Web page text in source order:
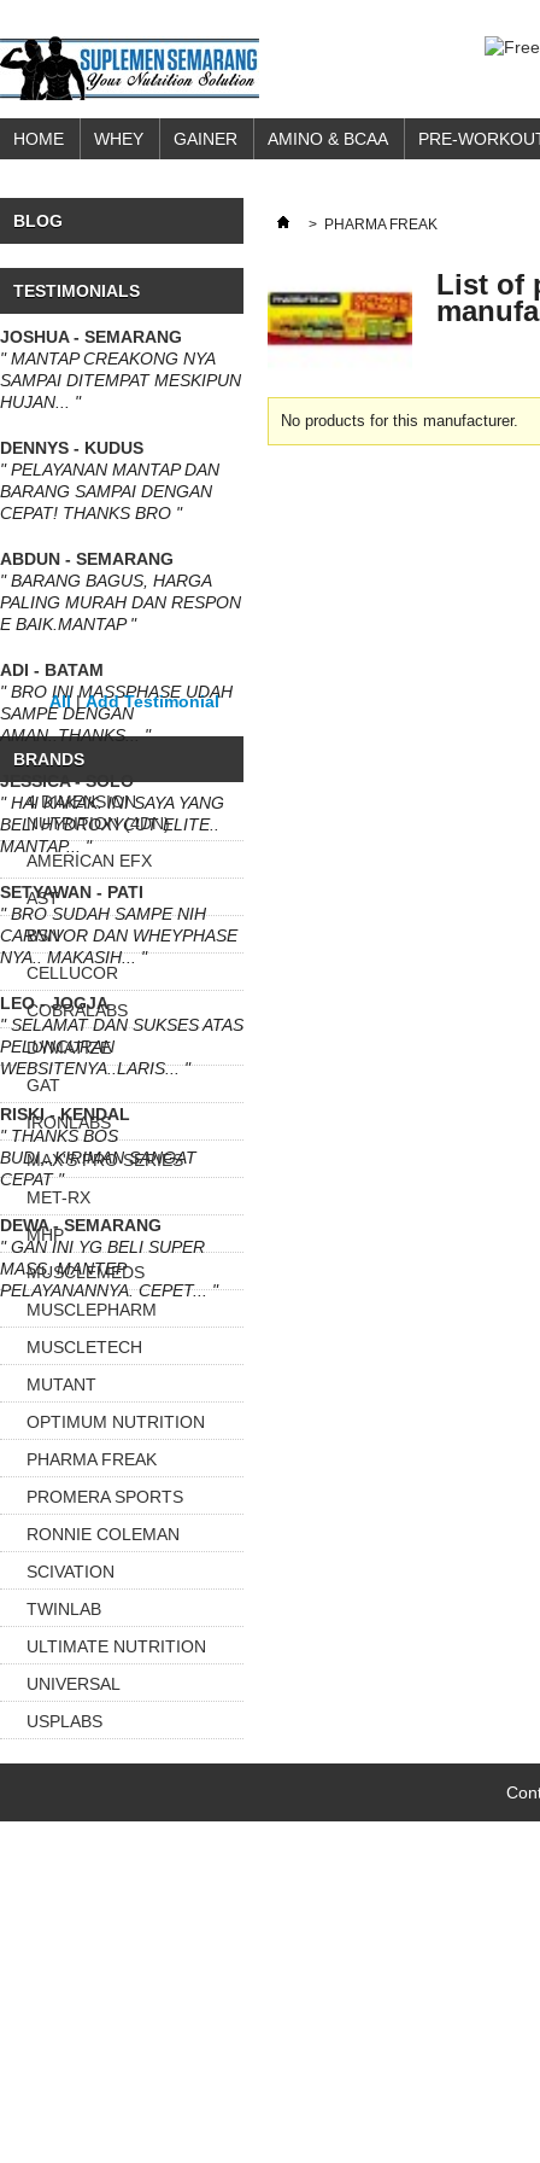
HOME WHEY GAINER AMINO & BCAA PRE-
BLOG
TESTIMONIALS
JOSHUA - SEMARANG
" MANTAP CREAKONG NYA
SAMPAI DITEMPAT MESKIPUN
HUJAN... "
DENNYS - KUDUS
" PELAYANAN MANTAP DAN
BARANG SAMPAI DENGAN
CEPAT! THANKS BRO "
ABDUN - SEMARANG
" BARANG BAGUS, HARGA
PALING MURAH DAN RESPON
E BAIK.MANTAP "
ADI - BATAM
" BRO INI MASSPHASE UDAH
SAMPE DENGAN
AMAN..THANKS... "
JESSICA - SOLO
" HAI KAKAK. INI SAYA YANG
BELI HYDROXYCUT ELITE..
MANTAP... "
SETYAWAN - PATI
" BRO SUDAH SAMPE NIH
CARNIVOR DAN WHEYPHASE
NYA.. MAKASIH... "
LEO - JOGJA
" SELAMAT DAN SUKSES ATAS
PELUNCURAN
WEBSITENYA..LARIS... "
RISKI - KENDAL
" THANKS BOS
BUDI...KIRIMAN SANGAT
CEPAT "
DEWA - SEMARANG
" GAN INI YG BELI SUPER
MASS. MANTEP
PELAYANANNYA. CEPET... "
All|Add Testimonial
BRANDS
4 DIMENSION
NUTRITION (4DN)
AMERICAN EFX
AST
BSN
CELLUCOR
COBRALABS
DYMATIZE
GAT
IRONLABS
MAX'S PRO SERIES
MET-RX
MHP
MUSCLEMEDS
MUSCLEPHARM
MUSCLETECH
MUTANT
OPTIMUM NUTRITION
PHARMA FREAK
PROMERA SPORTS
RONNIE COLEMAN
SCIVATION
TWINLAB
ULTIMATE NUTRITION
UNIVERSAL
USPLABS
> PHARMA FREAK
List of
No products for this manufacturer.